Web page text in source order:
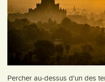
Percher au-dessus d'un des